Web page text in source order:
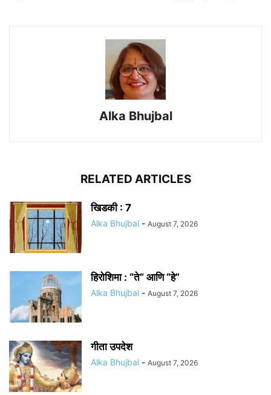
Alka Bhujbal
RELATED ARTICLES
खिडकी : 7
Alka Bhujbal - August 7, 2026
हिरोशिमा : “ते” आणि “हे”
Alka Bhujbal - August 7, 2026
गीता उपदेश
Alka Bhujbal - August 7, 2026